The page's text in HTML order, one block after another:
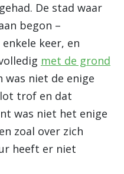
De stad waar
begon –
keer, en
met de grond
was niet de enige
trof en dat
was niet het enige
zoal over zich
heeft er niet